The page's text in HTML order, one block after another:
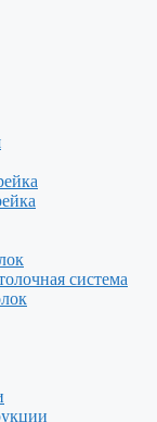
система